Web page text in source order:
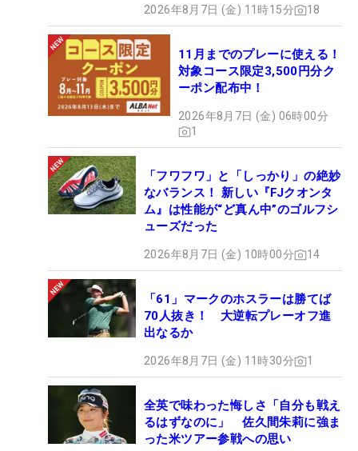
2026年8月7日 (金) 11時15分 18
11月までのプレーに使える！
対象コース限定3,500円分ク
ーポン配布中！
2026年8月7日 (金) 06時00分
1
「フワフワ」と「しっかり」の絶妙
なバランス！ 新しい『FJクオンタ
ム』は性能が“ど真ん中”のゴルフシ
ューズだった
2026年8月7日 (金) 10時00分 14
「61」マークのホスラーは勝てば
70人抜き！ 大逆転プレーオフ進
出なるか
2026年8月7日 (金) 11時30分 1
全英で味わった悔しさ「自分も戦え
るはずなのに」 佐久間朱莉に強ま
った米ツアー参戦への思い